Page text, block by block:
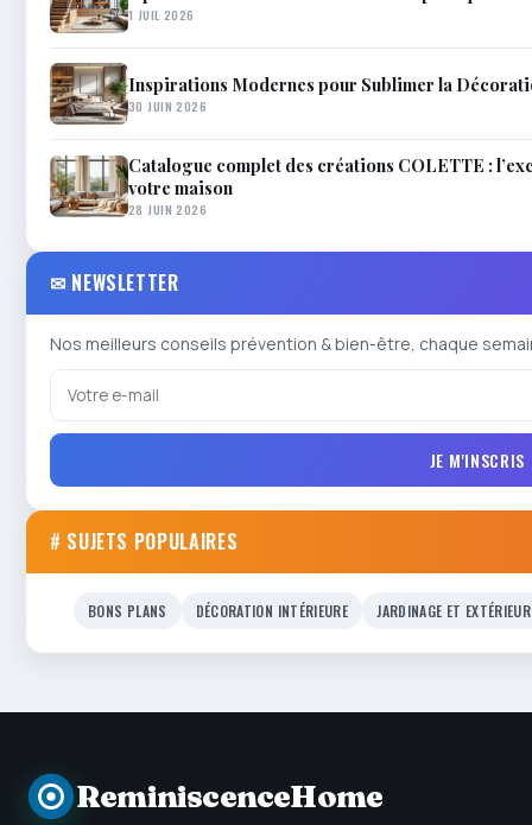
1 JUIL 2026
Inspirations Modernes pour Sublimer la
30 JUIN 2026
Catalogue complet des créations COLETTE :
votre maison
28 JUIN 2026
✉ NEWSLETTER
Nos meilleurs conseils prévention & bien-être, chaque
JE M'INSCRIS
# SUJETS POPULAIRES
BONS PLANS DÉCORATION INTÉRIEURE JARDINAGE ET EXTÉRIEUR
ReminiscenceHome